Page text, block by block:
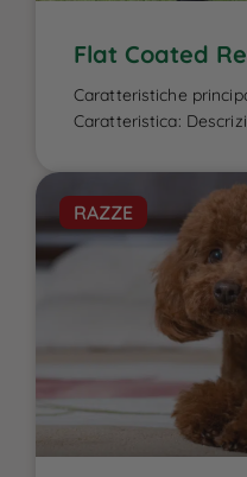
Flat Coated
Caratteristiche
Caratteristica:
Flat Coated Retriever
garantire la sua
fisico e la salute del
lo contraddistinguono.
di taglia media-
RAZZE